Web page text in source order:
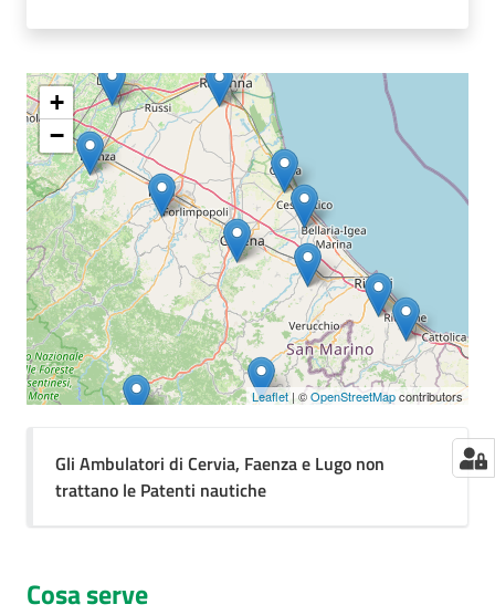
+
−
Leaflet | ©OpenStreetMapcontributors
Gli Ambulatori di Cervia, Faenza e Lugo non
trattano le Patenti nautiche
Cosa serve